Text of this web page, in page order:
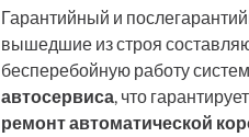
Гарантийный и
вышедшие из строя
бесперебойную работу
автосервиса, что
ремонт автоматической